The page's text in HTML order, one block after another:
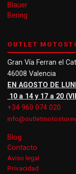
Blauer
Bering
OUTLET
Gran Vía Ferran el
46008 Valencia
EN AGOSTO DE
10 a 14 y 17 a 20
+34 960 074 020
Blog
Contacto
Aviso legal
Privacidad